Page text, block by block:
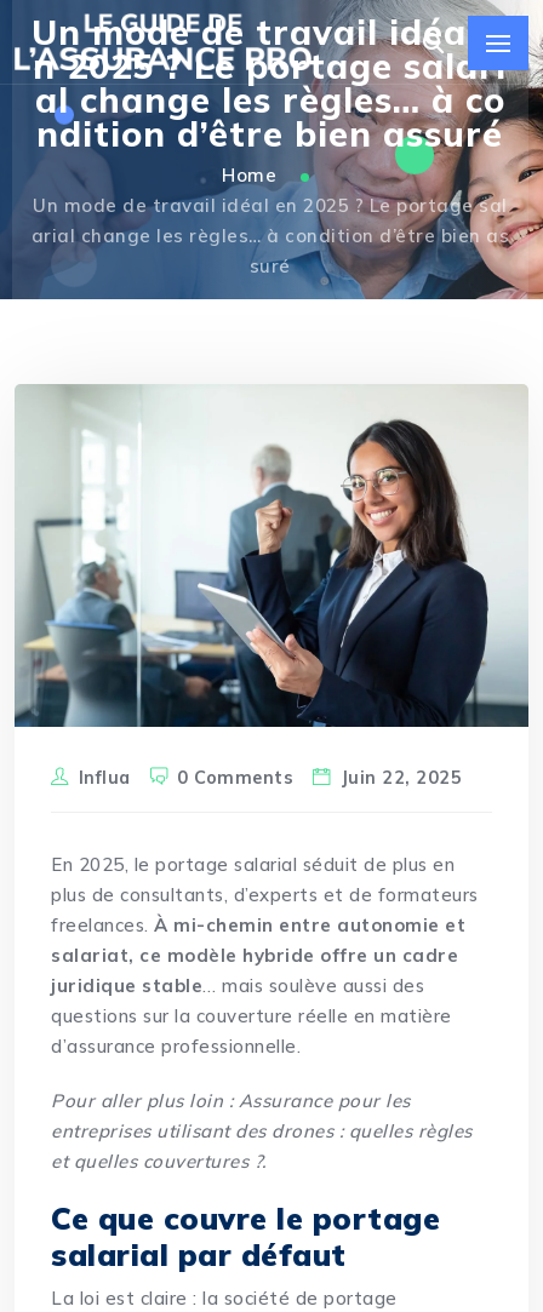
Un mode de travail idéal e
n 2025 ? Le portage salari
al change les règles… à co
ndition d’être bien assuré
Home
Un mode de travail idéal en 2025 ? Le portage sal
arial change les règles… à condition d’être bien as
suré
Influa 0 Comments Juin 22, 2025
En 2025, le portage salarial séduit de plus en
plus de consultants, d’experts et de formateurs
freelances.À mi-chemin entre autonomie et
salariat, ce modèle hybride offre un cadre
juridique stable… mais soulève aussi des
questions sur la couverture réelle en matière
d’assurance professionnelle.
Pour aller plus loin :Assurance pour les
entreprises utilisant des drones : quelles règles
et quelles couvertures ?.
Ce que couvre le portage
salarial par défaut
La loi est claire : la société de portage